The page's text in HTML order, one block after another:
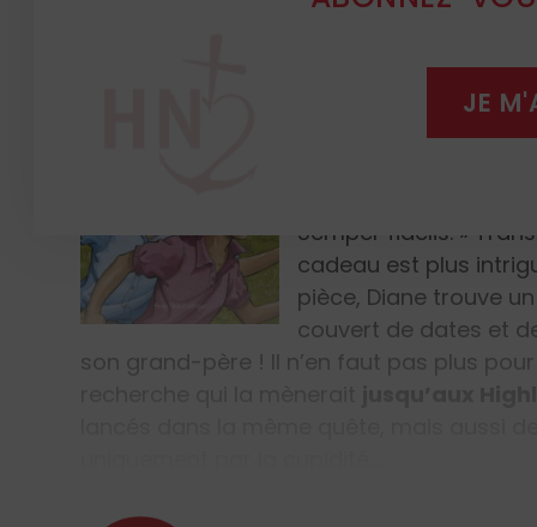
Or, le jour de ses 16
contenant une dame
sans aucun doute,
Semper fidelis. »
cadeau est plus
pièce, Diane trouve
couvert de dates et
son grand-père ! Il n’en faut pas plus
JE